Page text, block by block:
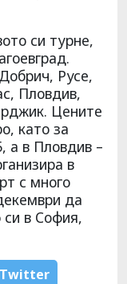
си турне,
Русе,
Пловдив,
Цените
като за
а в Пловдив –
в
с много
да
в София,
Тwitter